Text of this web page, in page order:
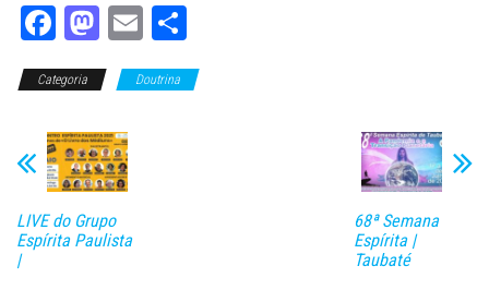
Fa
ce
bo
ok
M
as
to
do
n
E
m
ail
ar
e
Categoria Doutrina
LIVE do Grupo
Espírita Paulista
|
68ª Semana
Espírita |
Taubaté